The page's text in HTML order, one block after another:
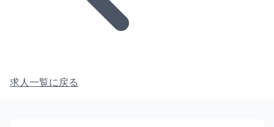
求人一覧に戻る